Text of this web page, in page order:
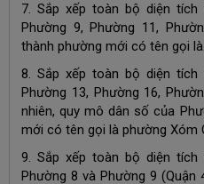
7. Sắp xếp toàn bộ diện
Phường 9, Phường 11,
thành phường mới có tên gọi
8. Sắp xếp toàn bộ diện
Phường 13, Phường 16,
nhiên, quy mô dân số của
mới có tên gọi là phường Xóm
9. Sắp xếp toàn bộ diện
Phường 8 và Phường 9